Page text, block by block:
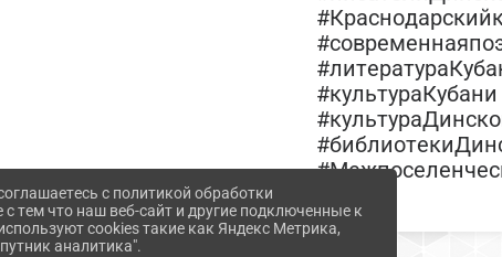
#культураКубани
с политикой обработки
тем что наш веб-сайт и другие подключенные к
cookies такие как Яндекс Метрика,
аналитика".